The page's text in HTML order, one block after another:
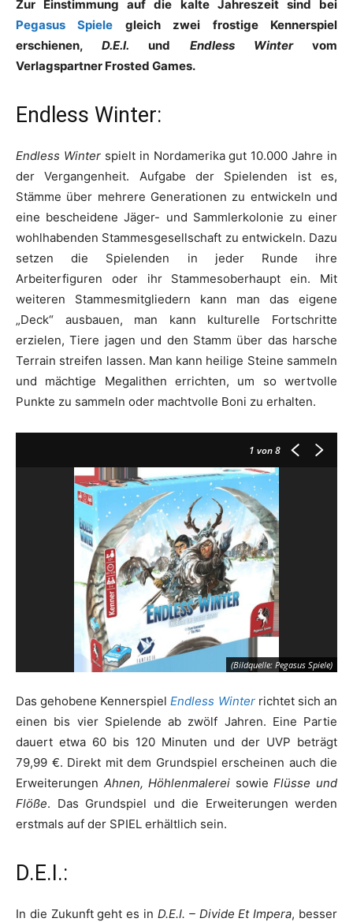
Zur Einstimmung auf die kalte Jahreszeit sind bei
Pegasus Spiele gleich zwei frostige Kennerspiel
erschienen,D.E.I. und Endless Wintervom
Verlagspartner Frosted Games.
Endless Winter:
Endless Winterspielt in Nordamerika gut 10.000 Jahre in
der Vergangenheit. Aufgabe der Spielenden ist es,
Stämme über mehrere Generationen zu entwickeln und
eine bescheidene Jäger- und Sammlerkolonie zu einer
wohlhabenden Stammesgesellschaft zu entwickeln. Dazu
setzen die Spielenden in jeder Runde ihre
Arbeiterfiguren oder ihr Stammesoberhaupt ein. Mit
weiteren Stammesmitgliedern kann man das eigene
„Deck“ ausbauen, man kann kulturelle Fortschritte
erzielen, Tiere jagen und den Stamm über das harsche
Terrain streifen lassen. Man kann heilige Steine sammeln
und mächtige Megalithen errichten, um so wertvolle
Punkte zu sammeln oder machtvolle Boni zu erhalten.
1 von 8
(Bildquelle: Pegasus Spiele)
Das gehobene KennerspielEndless Winterrichtet sich an
einen bis vier Spielende ab zwölf Jahren. Eine Partie
dauert etwa 60 bis 120 Minuten und der UVP beträgt
79,99 €. Direkt mit dem Grundspiel erscheinen auch die
Erweiterungen Ahnen, Höhlenmalerei sowieFlüsse und
Flöße. Das Grundspiel und die Erweiterungen werden
erstmals auf der SPIEL erhältlich sein.
D.E.I.:
In die Zukunft geht es in D.E.I. – Divide Et Impera, besser